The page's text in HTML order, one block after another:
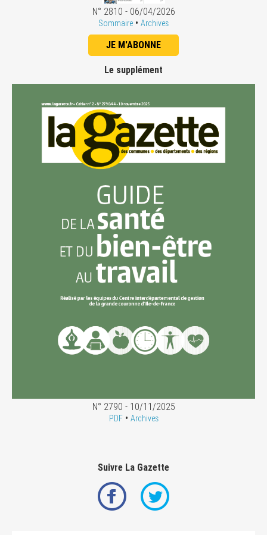
N° 2810 - 06/04/2026
Sommaire • Archives
JE M'ABONNE
Le supplément
N° 2790 - 10/11/2025
PDF• Archives
Suivre La Gazette